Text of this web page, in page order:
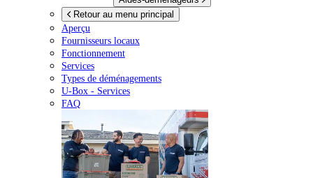
Retour au menu principal
Aperçu
Fournisseurs locaux
Fonctionnement
Services
Types de déménagements
U-Box - Services
FAQ